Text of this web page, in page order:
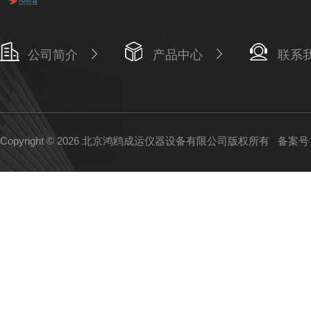
公司简介 产品中心 联系
Copyright © 2026 北京鸿鸥成运仪器设备有限公司版权所有 备案号